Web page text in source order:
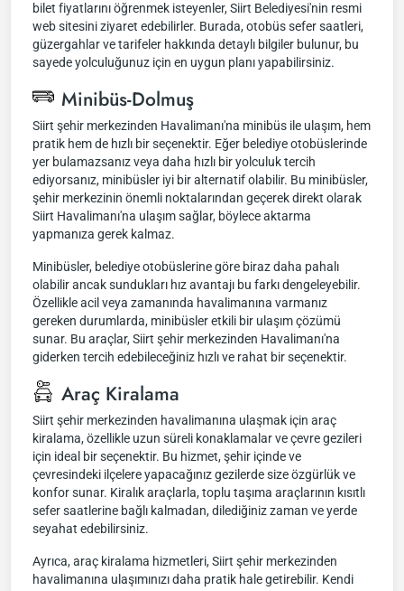
bilet fiyatlarını öğrenmek isteyenler, Siirt Belediyesi'nin resmi
web sitesini ziyaret edebilirler. Burada, otobüs sefer saatleri,
güzergahlar ve tarifeler hakkında detaylı bilgiler bulunur, bu
sayede yolculuğunuz için en uygun planı yapabilirsiniz.
Minibüs-Dolmuş
Siirt şehir merkezinden Havalimanı'na minibüs ile ulaşım, hem
pratik hem de hızlı bir seçenektir. Eğer belediye otobüslerinde
yer bulamazsanız veya daha hızlı bir yolculuk tercih
ediyorsanız, minibüsler iyi bir alternatif olabilir. Bu minibüsler,
şehir merkezinin önemli noktalarından geçerek direkt olarak
Siirt Havalimanı'na ulaşım sağlar, böylece aktarma
yapmanıza gerek kalmaz.
Minibüsler, belediye otobüslerine göre biraz daha pahalı
olabilir ancak sundukları hız avantajı bu farkı dengeleyebilir.
Özellikle acil veya zamanında havalimanına varmanız
gereken durumlarda, minibüsler etkili bir ulaşım çözümü
sunar. Bu araçlar, Siirt şehir merkezinden Havalimanı'na
giderken tercih edebileceğiniz hızlı ve rahat bir seçenektir.
Araç Kiralama
Siirt şehir merkezinden havalimanına ulaşmak için araç
kiralama, özellikle uzun süreli konaklamalar ve çevre gezileri
için ideal bir seçenektir. Bu hizmet, şehir içinde ve
çevresindeki ilçelere yapacağınız gezilerde size özgürlük ve
konfor sunar. Kiralık araçlarla, toplu taşıma araçlarının kısıtlı
sefer saatlerine bağlı kalmadan, dilediğiniz zaman ve yerde
seyahat edebilirsiniz.
Ayrıca, araç kiralama hizmetleri, Siirt şehir merkezinden
havalimanına ulaşımınızı daha pratik hale getirebilir. Kendi